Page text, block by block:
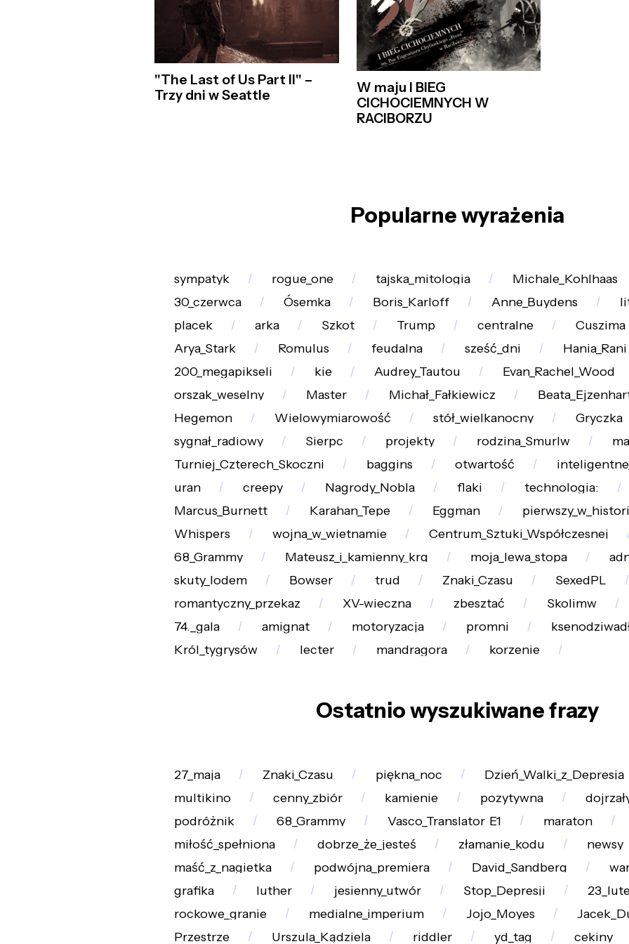
"The Last of Us Part II" –
Trzy dni w Seattle
W maju I BIEG
CICHOCIEMNYCH W
RACIBORZU
Popularne wyrażenia
sympatyk rogue_one tajska_mitologia
Michale_Kohlhaas
30_czerwca
Ósemka Boris_Karloff Anne_Buydens
placek
arka Szkot Trump centralne Cuszima
Arya_Stark
Romulus feudalna sześć_dni
Hania_Rani
200_megapikseli
kie Audrey_Tautou
Evan_Rachel_Wood
orszak_weselny
Master Michał_Fałkiewicz
Hegemon
Wielowymiarowość stół_wielkanocny
Gryczka
sygnał_radiowy
Sierpc projekty rodzina_Smurlw
Turniej_Czterech_Skoczni
baggins otwartość
uran
creepy Nagrody_Nobla flaki technologia:
Marcus_Burnett
Karahan_Tepe Eggman
Whispers
wojna_w_wietnamie Centrum_Sztuki_Współczesnej
68_Grammy
Mateusz_i_kamienny_krg moja_lewa_stopa
skuty_lodem
Bowser trud Znaki_Czasu
SexedPL
romantyczny_przekaz
XV-wieczna zbesztać Skolimw
74._gala
amignat motoryzacja promni
Król_tygrysów
lecter mandragora korzenie
Ostatnio wyszukiwane frazy
27_maja Znaki_Czasu piękna_noc
Dzień_Walki_z_Depresją
multikino
cenny_zbiór kamienie pozytywna
podróżnik
68_Grammy Vasco_Translator_E1
maraton
miłość_spełniona
dobrze_że_jesteś złamanie_kodu newsy
maść_z_nagietka
podwójna_premiera David_Sandberg
grafika
luther jesienny_utwór Stop_Depresji
rockowe_granie
medialne_imperium Jojo_Moyes
Przestrze
Urszula_Kądziela riddler yd_tag cekiny